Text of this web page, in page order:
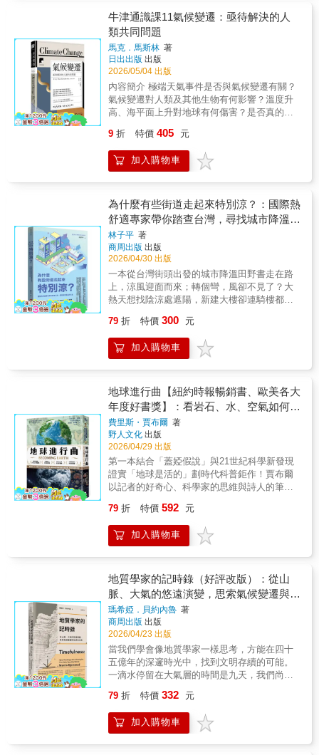
生命是什麼？茫茫星海中是否還有其他的生
命？我們是否有能力向外太空發射探測裝置以
尋找星際同伴？ ✦在宇宙中展望未來——
永不停竭的意義追尋之旅 人類的宇宙史是
否能繼續書寫下去？未來會有其他物種接替我
們探索宇宙嗎？而我們能為未來世代、甚或乎
未來的智慧物種留下什麼遺緒？ 「我們是宇宙
一部分，在這悠遠故事中永遠佔據一席之
久，但仍遠遠未至最終章。我們是極度好奇、
寫我們的宇宙史，必然會持續努力思索我們的
位置和意義。●各界推薦●「即使對基本故事已
相當熟悉，本書仍令人振奮地提醒我們：人類
對宇宙的理解其實已如此豐富，而這段探索歷
程本身更是非凡的旅程。作者在細節與人文關
懷之間拿捏得恰到好處，帶領讀者縱覽物理定
律、宇宙的廣袤尺度，以及生命在其中的位
置。」——蕭恩．卡羅爾 Sean Carroll／《詩性
的宇宙》（The Big Picture）作者「一部大膽
而節奏明快的宇宙史，從巴比倫一路寫到地球
之外的生命。作者以令人聯想到卡爾．薩根的
筆觸，捕捉了宇宙中生命的奇妙與神祕。」
——傑佛瑞．福肖 Jeffrey Forshaw／曼徹斯特
大學理論粒子物理學獲獎教授、《為什麼
E=mc2？》（Why does E=mc2?）共同作者
「這部引人入勝的科學史，描繪了人類如何試
研究，作出了相當出色的梳理……作者是優秀
的敍事者，其寫作風格非常適合傳達敬畏之
感，同時喚起對那些難以想像的尺度、距離與
現象的感知……這是大眾科學寫作的典範之
作，兼具權威性與啟發性。」——《Booklist》
雜誌「作者以通俗易懂的方式，帶領讀者探索
宇宙的歷史，以及人類的好奇心如何持續形塑
這段歷史與我們的未來。」——《Ms.
Magazine》
宇宙」不再只是神話，而成為可以計算、可以
驗證的現實工程。▎從戰爭遺產到科技競逐的
轉折點火箭技術的起點並不浪漫，它誕生於戰
爭與毀滅之中。納粹德國的V-2計畫、科學家的
人才爭奪、以及美蘇之間的競技，使得太空科
技在短時間內急速成長。戈達德的孤獨實驗、
奧伯特的理論奠基，再到馮．布朗與科羅廖夫
的實踐推進，這些名字串起了一段由理想到現
實的關鍵歷程。技術的突破，往往來自壓力與
競爭，而非純粹的理性規劃。▎登月競賽：科
不只是科學的勝利，更是制度與資源動員能力
的展現。雙子星計畫鋪路，阿波羅任務實現跨
越，而蘇聯的N1火箭失利則揭示另一種體制困
體運動等複雜理論，轉化為實際操作的關鍵技
術。登月不只是一次抵達，更是一整套精密協
作與風險承擔的極致展現。▎星海之中，看見
宇宙的秩序與混沌當視野離開地球，問題不再
只是「如何抵達」，而是「宇宙如何運作」。
恆星的誕生與終結、太陽風與地磁場的互動、
黑洞的熵與資訊悖論，構成了一幅既壯麗又難
解的宇宙圖景。從哈伯望遠鏡的深空影像，到
循精確的物理定律，同時也充滿不可預測的混
科技推動人類走向更遠的星際空間，問題也隨
之改變。殖民火星的想像、巨行星探測的實
踐、以及太空任務中的重大事故，都提醒我
們：探索從來伴隨風險。從「能否到達」到
「如何長久存在」，航太發展正從征服轉向適
應。本書最終呈現的，不只是科技史的軌跡，
而是一種持續追問的能力——在人類不斷向外
延伸的同時，也重新理解自身在宇宙中的位
置。〔本書特色〕從戰爭催生的火箭技術，到
冷戰時期的登月競賽，人類如何一步步走向宇
宙，本書以歷史與科學交織鋪陳。透過關鍵人
物與重大任務，呈現技術突破背後的競爭與抉
擇；同時延伸至恆星演化、黑洞奧祕與深空探
測，帶讀者理解宇宙的運行規律。在探索與風
險並存之中，看見人類如何在星際之間尋找位
置與未來方向。
牛津通識課11氣候變遷：亟待解決的人
類共同問題
馬克．馬斯林 著
日出出版 出版
2026/05/04 出版
內容簡介 極端天氣事件是否與氣候變遷有關？
氣候變遷對人類及其他生物有何影響？溫度升
高、海平面上升對地球有何傷害？是否真的有
出版社最受歡迎通識讀本，用最簡明的方式認
識當前地球面臨的最大危機。關於氣候變遷的
議題已經延燒幾十年，從美國前副總統高爾的
「為氣候罷課」運動。不斷有各界人士登高疾
呼，對全人類敲著警鐘，企盼政府、企業及一
般民眾正視地球所正面臨的危機。近年各種極
端天氣事件（如颶風、洪水和乾旱）造成的大
型災難已成日常，這全都指向氣候變遷不是假
議題，而是以脫韁野馬般的失控速度在進行
中。氣候變遷是指地球氣候系統的長期變化，
包括氣溫、降雨量、風向和海平面等方面的變
化。這些變化可能是自然的，也可能是由人類
活動引起的。目前已確定溫室氣體的排放是氣
人類活動，如能源生產和交通運輸等。證據明
確顯示，大氣層中的二氧化碳含量從工業革命
開始就一直上升。「氣候變遷」不只是科學議
國家與地方政治、法律、健康等跨領域的綜合
問題，影響層面之廣，地球上沒有一個人能不
受其影響。其對生態系統、農業和水資源等方
面產生的影響，以及對全球經濟和人類健康帶
來的挑戰，都遠比你我以為的嚴重。過去三十
年來，透過人類活動排放的二氧化碳加倍了，
這代表世界各國領導人對於氣候危機的關注集
體失敗。人類必須有共識做出改變，例如減少
展、保護生物多樣性和生態系統等。作者提
醒，人類必須意識到氣候變遷所帶來的嚴重後
果，並採取行動來應對這個全球性挑戰。只有
透過全球合作和共同努力，才能實現氣候變遷
的控制和減緩，保護地球和人類的未來。【你
是知識控嗎？關於牛津通識課】用最簡明直白
的方式，了解現代人最需要知道的大問題。牛
津通識課（Very Short Introductions，簡稱
VSI）是英國牛津大學出版社（Oxford
University Press）的系列叢書，秉持「為所有
讀者提供一個可讀性強且包羅萬千的工具書圖
書館」的信念，於1995年首次推出，多年來已
出版近700本讀物，內容涉及歷史、神學、藝
術、哲學、文學、醫學、自然科學、政治等數
十多種領域。每一本書對應一個主題，由該領
域公認的專家撰寫，篇幅簡潔精煉，並提供進
一步深度閱讀的建議，確保讀者讀完後能建立
該主題的專業級知識框架。
9 折 特價 405 元
加入購物車
為什麼有些街道走起來特別涼？：國際熱
舒適專家帶你踏查台灣，尋找城市降溫的
可能
林子平 著
商周出版 出版
2026/04/30 出版
一本從台灣街頭出發的城市降溫田野書走在路
上，涼風迎面而來；轉個彎，風卻不見了？大
熱天想找陰涼處遮陽，新建大樓卻連騎樓都不
來？國際熱舒適專家林子平教授透過「熱行
走」帶領人們用身體聆聽城市的溫度、參與高
溫工作坊、用自動販賣機傳遞涼爽概念，以貼
發探索答案！盛夏午後，林子平教授帶著萬華
居民從老公園出發，沿著街區走到水圳邊，體
驗陽光、樹蔭與風對體感造成的巨大影響；他
也帶著小學生拿著簡易風車，了解校園裡的風
從哪裡來，感受校園內的微氣候；他透過工作
坊，讓各縣市局處人員交換在地經驗，了解高
溫災害是各個工作現場都要面對的共同問題，
進而思考解決之道；在威尼斯建築雙年展的展
場裡，他與研究室成員將溫度轉化為可被觀看
與感受的空間裝置。他讓「看不見的溫度」，
了成大BCLab研究團隊多年來走遍全台的實測
計畫，他們透過更接地氣的方式讓科學與大眾
有效溝通，凝聚中央、地方與社區共識，告訴
創造路徑給風走、銜接戶外連續遮蔭、串聯涼
爽庇護站點，一點一滴搭建起更友善安全的環
境。書中搭配30張插畫與10支紀實影片，邀請
您一同參與這場從忍受轉向選擇、從了解轉向
行動的「涼適革命」。本書特色：•作者團隊親
身田野，走遍台灣各地，從街道、公園到老
屋，涵蓋所有人的日常生活場景，蒐集第一手
溫度數據。•用說故事方式呈現科學，科學數據
錄台灣抗高溫制度演變，跨越學術、政府、社
區三個場域，視野完整。各界推薦：面對年平
均氣溫上升、夏季延長至七個月的嚴峻未來，
我們不能再讓高溫治理處於「人人有關，卻無
人負責」的狀態。這本書不僅是林子平教授多
79 折 特價 300 元
加入購物車
地球進行曲【紐約時報暢銷書、歐美各大
年度好書獎】：看岩石、水、空氣如何召
喚地球的呼吸，解讀46億年來地球自我
調節、修復的蓋婭密碼
費里斯・賈布爾 著
野人文化 出版
2026/04/29 出版
第一本結合「蓋婭假說」與21世紀科學新發現
證實「地球是活的」劃時代科普鉅作！賈布爾
以記者的好奇心、科學家的思維與詩人的筆
部壯麗動人的地球生命史詩。★《紐約時
報》、Amazon暢銷書★ 橫掃歐美各大雜誌年
度最佳圖書榜《Nature》、《科學人》、
芝加哥公共圖書館、美國圖書館協會年度最佳
選書★ 環保文學與環境新聞領域權威 瑞秋・卡
森環境圖書獎 首獎★《洛杉磯時報》圖書獎、
奧勒岡圖書獎 入圍★《The Atlantic大西洋》雜
誌、美國全國公共廣播電台(NPR)夏季最佳圖書
★ 全美最大連鎖書店 邦諾書店Barnes & Noble
非文學類選書★ 美國環境新聞記者協會(SEJ)
最高榮譽The Nina Mason Pulliam Award 決選
入圍我們常以為：地球只是一塊繞著太陽旋轉
的巨大岩石；地球不進食、不生長、不繁
呢？我們從小被教導：地球剛好有水、有空
氣、有合適的溫度，所以生命得以在此繁衍，
生命是被動的適應者。但，如果生命同時也在
79 折 特價 592 元
加入購物車
地質學家的記時錄（好評改版）：從山
脈、大氣的悠遠演變，思索氣候變遷與地
球的未來
瑪希婭．貝約內魯 著
商周出版 出版
2026/04/23 出版
當我們學會像地質學家一樣思考，方能在四十
五億年的深邃時光中，找到文明存續的可能。
一滴水停留在大氣層的時間是九天，我們尚能
達數百年，已經超出我們能夠感知的極限，也
讓我們對自身行為之於地球的影響始終後知後
覺。這種感知的斷層，正是當代環境危機的根
79 折 特價 332 元
加入購物車